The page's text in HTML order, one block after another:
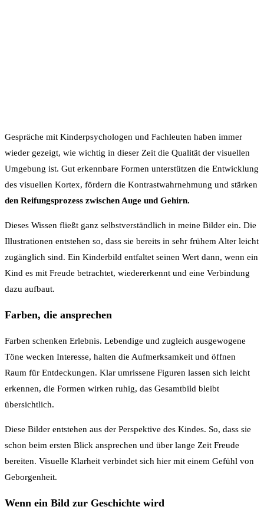
Gespräche mit Kinderpsychologen und Fachleuten haben immer
wieder gezeigt, wie wichtig in dieser Zeit die Qualität der visuellen
Umgebung ist. Gut erkennbare Formen unterstützen die Entwicklung
des visuellen Kortex, fördern die Kontrastwahrnehmung und stärken
den Reifungsprozess zwischen Auge und Gehirn.
Dieses Wissen fließt ganz selbstverständlich in meine Bilder ein. Die
Illustrationen entstehen so, dass sie bereits in sehr frühem Alter leicht
zugänglich sind. Ein Kinderbild entfaltet seinen Wert dann, wenn ein
Kind es mit Freude betrachtet, wiedererkennt und eine Verbindung
dazu aufbaut.
Farben, die ansprechen
Farben schenken Erlebnis. Lebendige und zugleich ausgewogene
Töne wecken Interesse, halten die Aufmerksamkeit und öffnen
Raum für Entdeckungen. Klar umrissene Figuren lassen sich leicht
erkennen, die Formen wirken ruhig, das Gesamtbild bleibt
übersichtlich.
Diese Bilder entstehen aus der Perspektive des Kindes. So, dass sie
schon beim ersten Blick ansprechen und über lange Zeit Freude
bereiten. Visuelle Klarheit verbindet sich hier mit einem Gefühl von
Geborgenheit.
Wenn ein Bild zur Geschichte wird